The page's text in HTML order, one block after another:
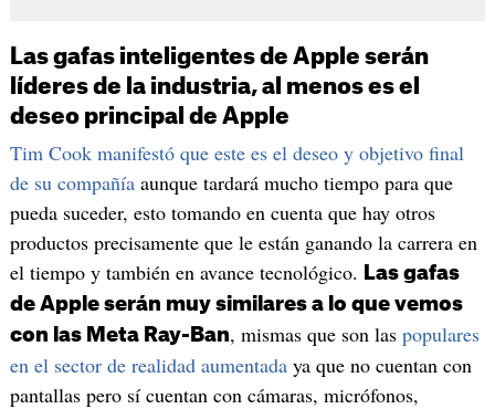
Las gafas inteligentes de Apple serán
líderes de la industria, al menos es el
deseo principal de Apple
Tim Cook manifestó que este es el deseo y objetivo final
de su compañíaaunque tardará mucho tiempo para que
pueda suceder, esto tomando en cuenta que hay otros
productos precisamente que le están ganando la carrera en
el tiempo y también en avance tecnológico.
Las gafas
de Apple serán muy similares a lo que vemos
con las Meta Ray-Ban, mismas que son las populares
en el sector de realidad aumentadaya que no cuentan con
pantallas pero sí cuentan con cámaras, micrófonos,